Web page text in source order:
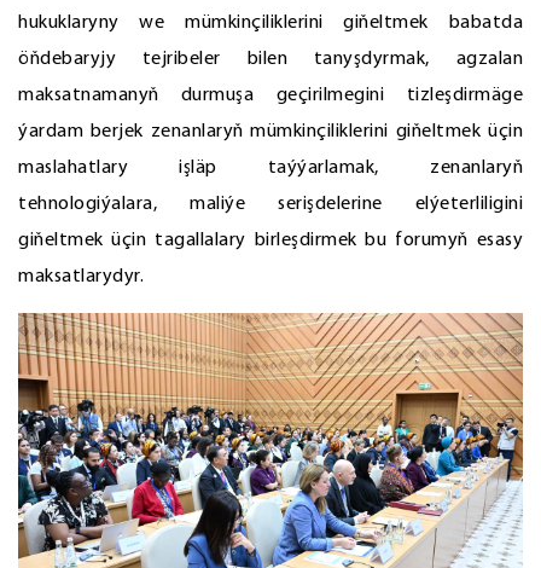
hukuklaryny we mümkinçiliklerini giňeltmek babatda
öňdebaryjy tejribeler bilen tanyşdyrmak, agzalan
maksatnamanyň durmuşa geçirilmegini tizleşdirmäge
ýardam berjek zenanlaryň mümkinçiliklerini giňeltmek üçin
maslahatlary işläp taýýarlamak, zenanlaryň
tehnologiýalara, maliýe serişdelerine elýeterliligini
giňeltmek üçin tagallalary birleşdirmek bu forumyň esasy
maksatlarydyr.